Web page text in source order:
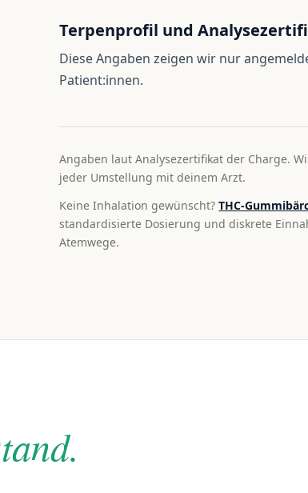
Terpenprofil und
Diese Angaben zeigen wir nur
Patient:innen.
Angaben laut Analysezertifikat der Charge.
jeder Umstellung mit deinem Arzt.
Keine Inhalation gewünscht?THC-
standardisierte Dosierung und diskrete
Atemwege.